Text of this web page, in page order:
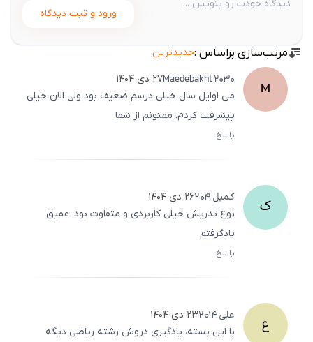
ورود و ثبت دیدگاه
مرتب‌سازی براساس :جدیدترین
M
Maedebakht2030
۲۷ دی ۱۴۰۴
من اوایل سال خیلی درسم ضعیف بود ولی الان خیلی
پیشرفت کردم. ممنونم از شما
پاسخ
ک کمیل2041۲۶ دی ۱۴۰۴
نوع تدریش خیلی کاربردی و متفاوت بود. عمیق
یادگرفتم
پاسخ
ع علی2014۲۳ دی ۱۴۰۴
با این بسته، یادگیری دروش رشته ریاضی دیگه